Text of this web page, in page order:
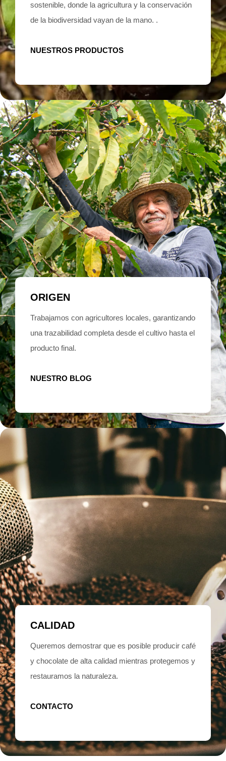
sostenible, donde la agricultura y la conservación
de la biodiversidad vayan de la mano. .
NUESTROS PRODUCTOS
ORIGEN
Trabajamos con agricultores locales, garantizando
una trazabilidad completa desde el cultivo hasta el
producto final.
NUESTRO BLOG
CALIDAD
Queremos demostrar que es posible producir café
y chocolate de alta calidad mientras protegemos y
restauramos la naturaleza.
CONTACTO